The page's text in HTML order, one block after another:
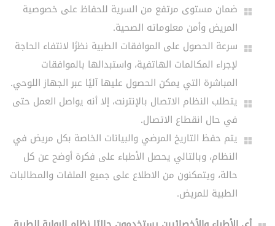
ضمان مستوى مرتفع من السرية للحفاظ على خصوصية
المريض وأمن معلوماته الصحية.
سرعة الحصول على الموافقات الطبية نظرًا لانتفاء الحاجة
لإجراء المكالمات الهاتفية، واستبدالها بالموافقات
المباشرة التي يمكن الحصول عليها آليًا عبر الجهاز اللوحي.
يتطلب النظام الاتصال بالإنترنت، إلا أنه يواصل العمل حتى
في حال انقطاع الاتصال.
يتم حفظ التاريخ المرضي والبيانات الخاصة بكل مريض في
النظام، وبالتالي يحصل الأطباء على فكرة أوضح عن كل
حالة، ويتمكنون من الاطلاع على جميع الملفات والمطالبات
الطبية للمريض.